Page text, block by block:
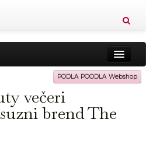
Zdravlje Vitkost
Putovanja
PODLA POODLA Webshop
večeri
brend The